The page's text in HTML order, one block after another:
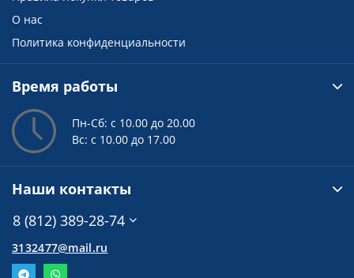
О нас
Политика конфиденциальности
Время работы
Пн-Сб: с 10.00 до 20.00
Вс: с 10.00 до 17.00
Наши контакты
8 (812) 389-28-74
3132477@mail.ru